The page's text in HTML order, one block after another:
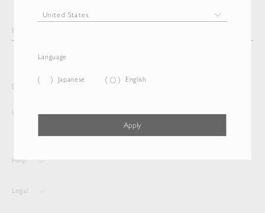
Language
Japanese English
Apply
Delivery destination and Language
United States English
Help
Legal